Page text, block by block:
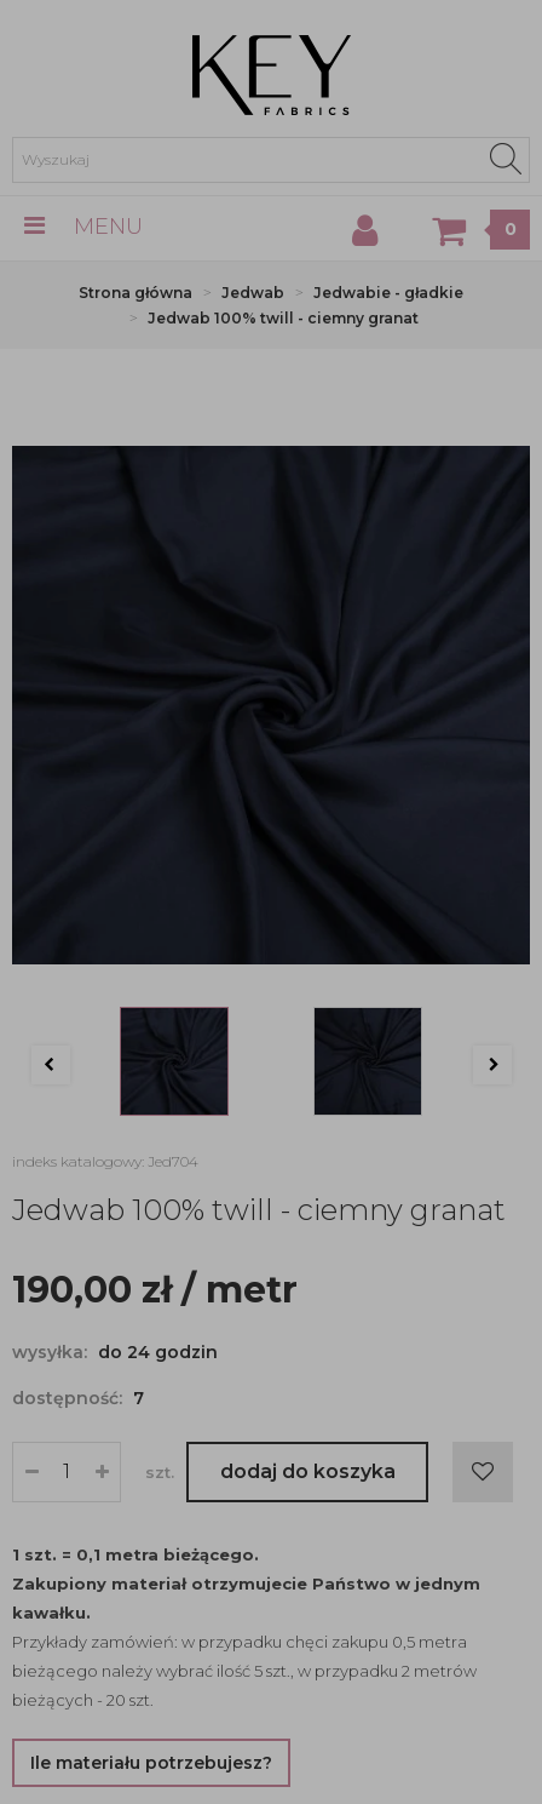
MENU 0
Strona główna Jedwab
Jedwabie - gładkie
Jedwab 100% twill - ciemny granat
indeks katalogowy: Jed704
Jedwab 100% twill - ciemny granat
190,00 zł/ metr
wysyłka: do 24 godzin
dostępność: 7
szt. dodaj do koszyka
1 szt. = 0,1 metra bieżącego.
Zakupiony materiał otrzymujecie Państwo w jednym
kawałku.
Przykłady zamówień: w przypadku chęci zakupu 0,5 metra
bieżącego należy wybrać ilość 5 szt., w przypadku 2 metrów
bieżących - 20 szt.
Ile materiału potrzebujesz?